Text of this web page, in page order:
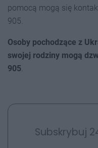
pomocą mogą się
905.
Osoby pochodzące z
swojej rodziny mogą
905
Subskrybuj